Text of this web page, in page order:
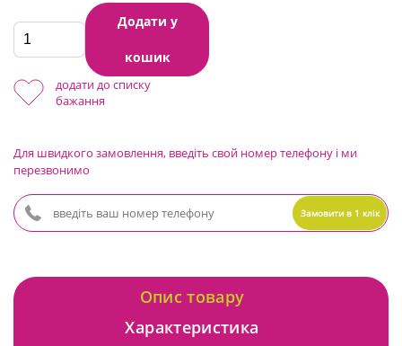
Додати у
кошик
додати до списку
бажання
Для швидкого замовлення, введіть свой номер телефону і ми
перезвонимо
Замовити в 1 клік
Опис товару
Характеристика